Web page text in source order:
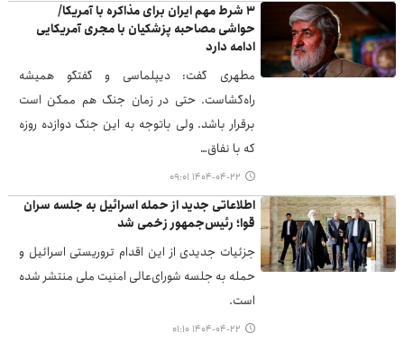
۳ شرط مهم ایران برای مذاکره با آمریکا/
حواشی مصاحبه پزشکیان با مجری آمریکایی
ادامه دارد
مطهری گفت: دیپلماسی و گفتگو همیشه
راه‌گشاست. حتی در زمان جنگ هم ممکن است
برقرار باشد. ولی باتوجه به این جنگ دوازده روزه
که با نفاق…
۱۴۰۴-۰۴-۲۲ ۰۹:۰۱
اطلاعاتی جدید از حمله اسرائیل به جلسه سران
قوا؛ رئیس‌جمهور زخمی شد
جزئیات جدیدی از این اقدام تروریستی اسرائیل و
حمله به جلسه شورای‌عالی امنیت ملی منتشر شده
است.
۱۴۰۴-۰۴-۲۲ ۰۱:۱۰